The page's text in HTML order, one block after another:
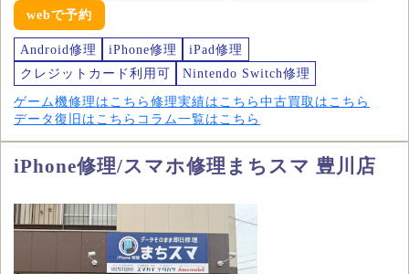
webで予約
Android修理 iPhone修理
iPad修理
クレジットカード利用可
Nintendo Switch修理
ゲーム機修理はこちら 修理実績はこちら 中古買取はこちら
データ復旧はこちら コラム一覧はこちら
iPhone修理/スマホ修理まちスマ 豊川店